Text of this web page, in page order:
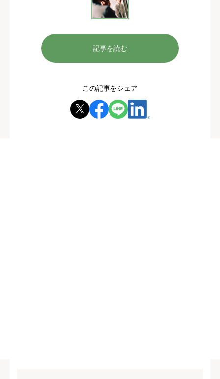
記事を読む
この記事をシェア